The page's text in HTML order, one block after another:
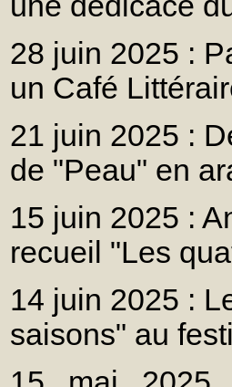
28 juin 2025 :
un Café
21 juin 2025 :
de "Peau" en
15 juin 2025 :
recueil "Les
14 juin 2025 :
saisons" au